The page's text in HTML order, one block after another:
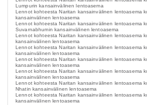
Lumpurin kansainvälinen lentoasema
Lennot kohteesta Naritan kansainvälinen lentoasema
kansainvälinen lentoasema
Lennot kohteesta Naritan kansainvälinen lentoasema
Suvarnabhumin kansainvälinen lentoasema
Lennot kohteesta Naritan kansainvälinen lentoasema
kansainvälinen lentoasema
Lennot kohteesta Naritan kansainvälinen lentoasema
kansainvälinen lentoasema
Lennot kohteesta Naritan kansainvälinen lentoasema
kansainvälinen lentoasema
Lennot kohteesta Naritan kansainvälinen lentoasema
kansainvälinen lentoasema
Lennot kohteesta Naritan kansainvälinen lentoasema
Nhatin kansainvälinen lentoasema
Lennot kohteesta Naritan kansainvälinen lentoasema
kansainvälinen lentoasema